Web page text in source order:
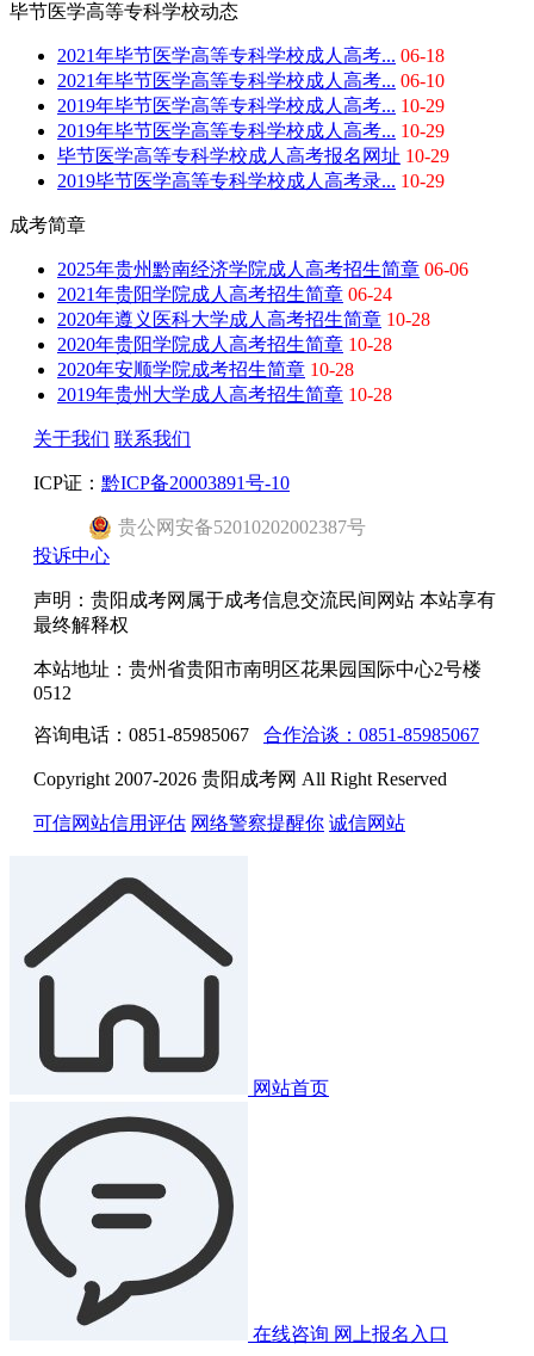
毕节医学高等专科学校动态
2021年毕节医学高等专科学校成人高考... 06-18
2021年毕节医学高等专科学校成人高考... 06-10
2019年毕节医学高等专科学校成人高考... 10-29
2019年毕节医学高等专科学校成人高考... 10-29
毕节医学高等专科学校成人高考报名网址 10-29
2019毕节医学高等专科学校成人高考录... 10-29
成考简章
2025年贵州黔南经济学院成人高考招生简章 06-06
2021年贵阳学院成人高考招生简章 06-24
2020年遵义医科大学成人高考招生简章 10-28
2020年贵阳学院成人高考招生简章 10-28
2020年安顺学院成考招生简章 10-28
2019年贵州大学成人高考招生简章 10-28
关于我们 联系我们
ICP证： 黔ICP备20003891号-10
贵公网安备52010202002387号
投诉中心
声明：贵阳成考网属于成考信息交流民间网站 本站享有
最终解释权
本站地址：贵州省贵阳市南明区花果园国际中心2号楼
0512
咨询电话：0851-85985067 合作洽谈：0851-85985067
Copyright 2007-2026 贵阳成考网 All Right Reserved
可信网站信用评估 网络警察提醒你 诚信网站
网站首页
在线咨询 网上报名入口